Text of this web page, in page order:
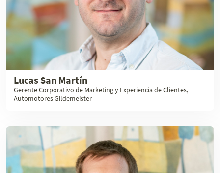
Lucas San Martín
Gerente Corporativo de Marketing y Experiencia de Clientes,
Automotores Gildemeister